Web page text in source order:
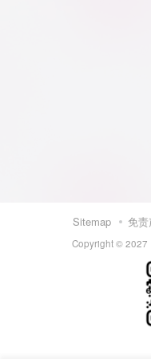
Sitemap 免责
Copyright © 2027 ·